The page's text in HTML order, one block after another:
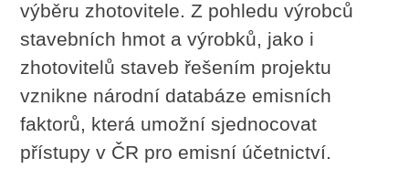
výběru zhotovitele. Z pohledu výrobců
stavebních hmot a výrobků, jako i
zhotovitelů staveb řešením projektu
vznikne národní databáze emisních
faktorů, která umožní sjednocovat
přístupy v ČR pro emisní účetnictví.